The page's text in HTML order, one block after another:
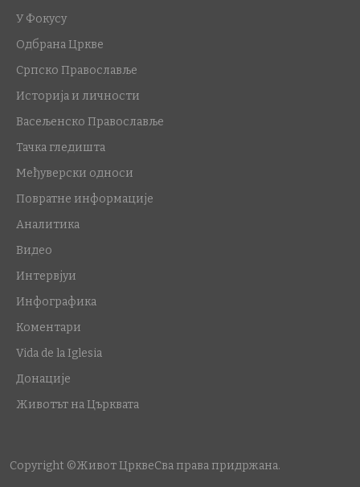
У Фокусу
Одбрана Цркве
Српско Православље
Историја и личности
Васељенско Православље
Тачка гледишта
Међуверски односи
Повратне информације
Аналитика
Видео
Интервјуи
Инфографика
Коментари
Vida de la Iglesia
Донације
Животът на Църквата
Copyright ©Живот ЦрквеСва права придржана.